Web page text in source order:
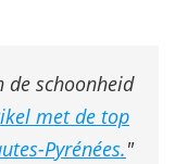
de schoonheid
met de top
Pyrénées.